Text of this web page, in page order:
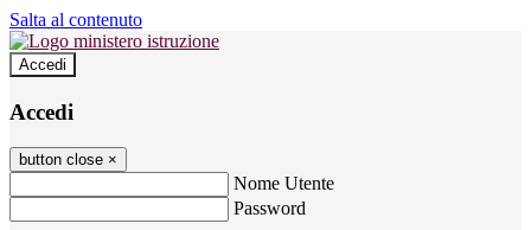
Salta al contenuto
Accedi
Accedi
button close ×
Nome Utente
Password